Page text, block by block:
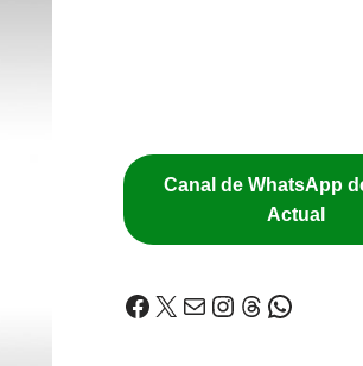
Canal de WhatsApp
Actual